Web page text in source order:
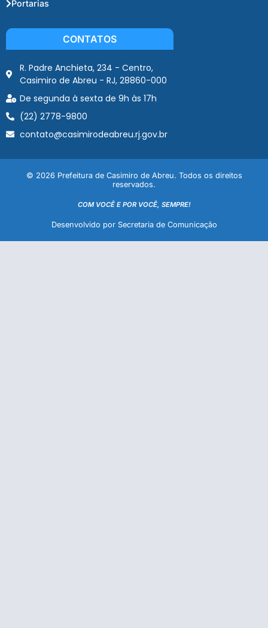
Portarias
CONTATOS
R. Padre Anchieta, 234 - Centro,
Casimiro de Abreu - RJ, 28860-000
De segunda à sexta de 9h às 17h
(22) 2778-9800
contato@casimirodeabreu.rj.gov.br
© 2026 Prefeitura de Casimiro de Abreu. Todos os direitos
reservados.
COM VOCÊ E POR VOCÊ, SEMPRE!
Desenvolvido por Secretaria de Comunicação